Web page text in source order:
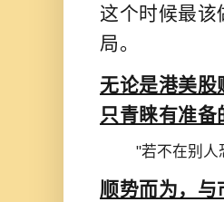
这个时候最该
局。
无论是港美
只青睐有准备
"若不在别
顺势而为，与